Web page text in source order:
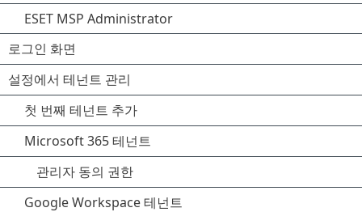
ESET MSP Administrator
로그인 화면
설정에서 테넌트 관리
첫 번째 테넌트 추가
Microsoft 365 테넌트
관리자 동의 권한
Google Workspace 테넌트